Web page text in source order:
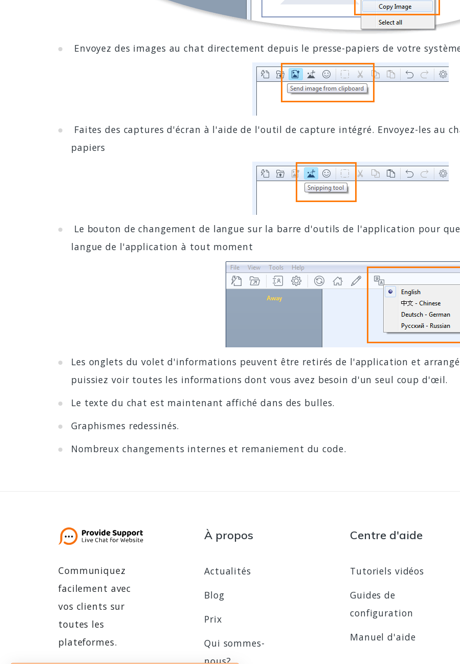
Envoyez des images au chat directement depuis le presse-papiers de votre
Faites des captures d'écran à l'aide de l'outil de capture intégré. Envoyez-les au
papiers
Le bouton de changement de langue sur la barre d'outils de l'application pour
langue de l'application à tout moment
Les onglets du volet d'informations peuvent être retirés de l'application et
puissiez voir toutes les informations dont vous avez besoin d'un seul coup d'œil.
Le texte du chat est maintenant affiché dans des bulles.
Graphismes redessinés.
Nombreux changements internes et remaniement du code.
Communiquez
facilement avec
vos clients sur
toutes les
plateformes.
À propos
Actualités
Blog
Prix
Qui sommes-
nous?
Centre d'aide
Tutoriels vidéos
Guides de
configuration
Manuel d'aide